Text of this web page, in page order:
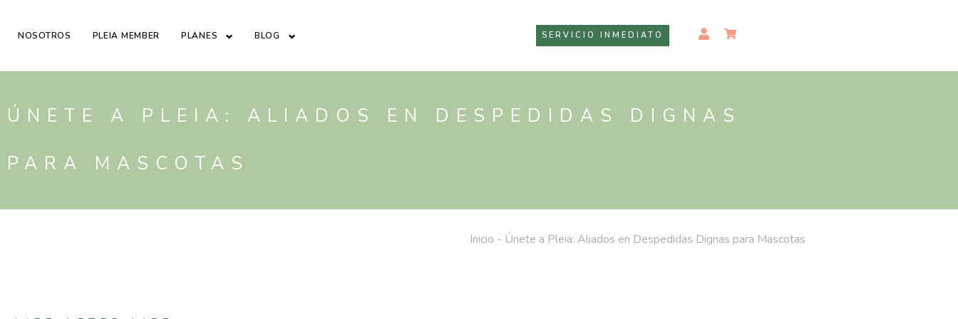
NOSOTROS PLEIA MEMBER PLANES BLOG SERVICIO INMEDIATO
ÚNETE A PLEIA: ALIADOS EN DESPEDIDAS DIGNAS
PARA MASCOTAS
Inicio - Únete a Pleia: Aliados en Despedidas Dignas para Mascotas